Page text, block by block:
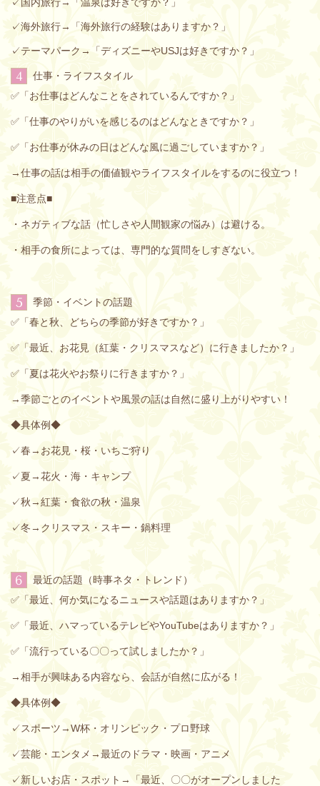
✓海外旅行→「海外旅行の経験はありますか？」
✓テーマパーク→「ディズニーやUSJは好きですか？」
4 仕事・ライフスタイル
✅「お仕事はどんなことをされているんですか？」
✅「仕事のやりがいを感じるのはどんなときですか？」
✅「お仕事が休みの日はどんな風に過ごしていますか？」
→仕事の話は相手の価値観やライフスタイルをするのに役立つ！
■注意点■
・ネガティブな話（忙しさや人間観家の悩み）は避ける。
・相手の食所によっては、専門的な質問をしすぎない。
5 季節・イベントの話題
✅「春と秋、どちらの季節が好きですか？」
✅「最近、お花見（紅葉・クリスマスなど）に行きましたか？」
✅「夏は花火やお祭りに行きますか？」
→季節ごとのイベントや風景の話は自然に盛り上がりやすい！
◆具体例◆
✓春→お花見・桜・いちご狩り
✓夏→花火・海・キャンプ
✓秋→紅葉・食欲の秋・温泉
✓冬→クリスマス・スキー・鍋料理
6 最近の話題（時事ネタ・トレンド）
✅「最近、何か気になるニュースや話題はありますか？」
✅「最近、ハマっているテレビやYouTubeはありますか？」
✅「流行っている〇〇って試しましたか？」
→相手が興味ある内容なら、会話が自然に広がる！
◆具体例◆
✓スポーツ→W杯・オリンピック・プロ野球
✓芸能・エンタメ→最近のドラマ・映画・アニメ
✓新しいお店・スポット→「最近、〇〇がオープンしました